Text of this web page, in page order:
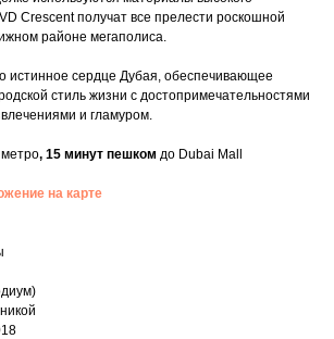
Crescent получат все прелести роскошной
районе мегаполиса.
истинное сердце Дубая, обеспечивающее
стиль жизни с достопримечательностями
и гламуром.
, 15 минут пешком до Dubai Mall
на карте